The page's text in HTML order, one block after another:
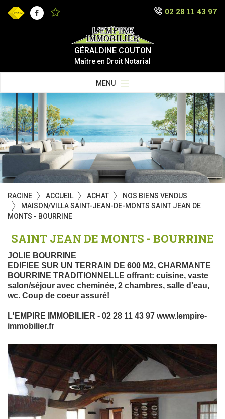
Facebook 02 28 11 43 97
GÉRALDINE COUTON
Maître en Droit Notarial
MENU
RACINE ACCUEIL ACHAT
NOS BIENS VENDUS
MAISON/VILLA SAINT-JEAN-DE-MONTS SAINT JEAN DE
MONTS - BOURRINE
SAINT JEAN DE MONTS - BOURRINE
JOLIE BOURRINE
EDIFIEE SUR UN TERRAIN DE 600 M2, CHARMANTE
BOURRINE TRADITIONNELLE offrant: cuisine, vaste
salon/séjour avec cheminée, 2 chambres, salle d'eau,
wc. Coup de coeur assuré!
L'EMPIRE IMMOBILIER - 02 28 11 43 97 www.lempire-
immobilier.fr